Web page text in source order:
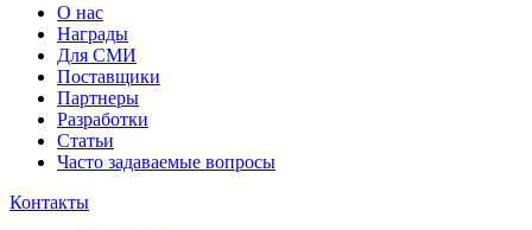
О нас
Награды
Для СМИ
Поставщики
Партнеры
Разработки
Статьи
Часто задаваемые вопросы
Контакты